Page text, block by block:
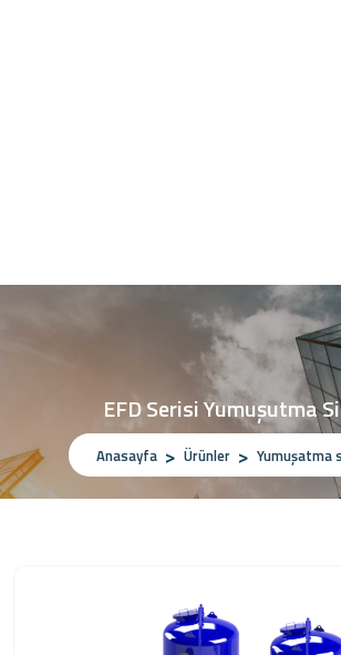
EFD Serisi Yumuşutma
Anasayfa Ürünler Yumuşatma